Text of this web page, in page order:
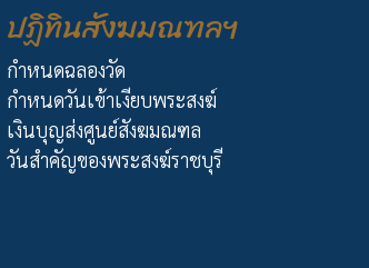
ปฏิทินสังฆมณฑลฯ
กำหนดฉลองวัด
กำหนดวันเข้าเงียบพระสงฆ์
เงินบุญส่งศูนย์สังฆมณฑล
วันสำคัญของพระสงฆ์ราชบุรี